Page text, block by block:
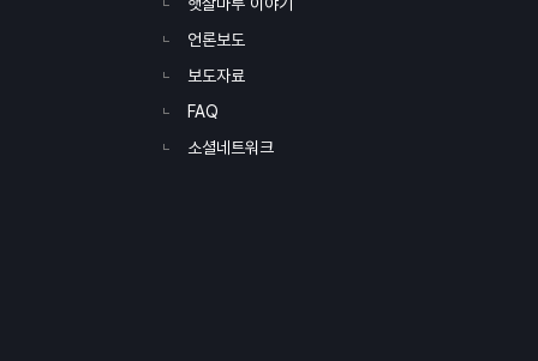
언론보도
보도자료
FAQ
소셜네트워크